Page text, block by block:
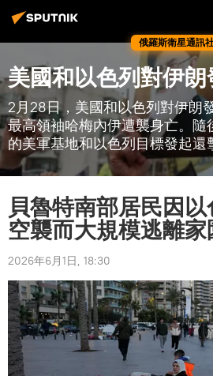
俄羅斯衛星通訊
美國和以色列對伊
2月28日，美國和以色列對伊朗
最高領袖哈梅內伊遭襲身亡。隨
的美軍基地和以色列目標發起還
貝魯特南部居民因
空襲而大規模逃離家
2026年6月1日, 18:30